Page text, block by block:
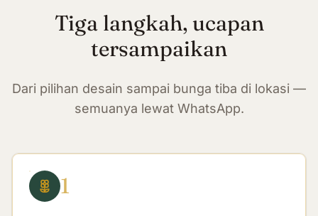
Tiga langkah, ucapan
tersampaikan
Dari pilihan desain sampai bunga tiba di lokasi —
semuanya lewat WhatsApp.
1